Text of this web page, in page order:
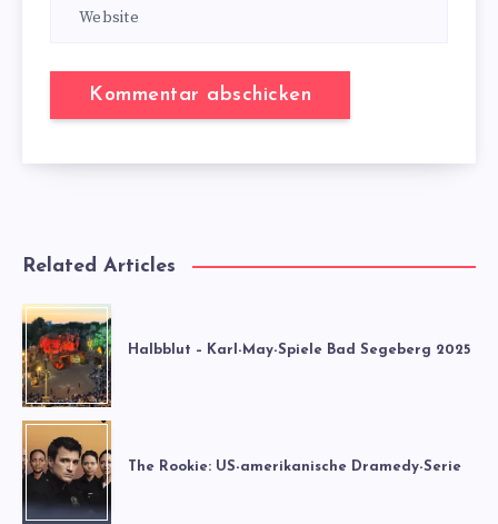
Related Articles
Halbblut – Karl-May-Spiele Bad Segeberg 2025
The Rookie: US-amerikanische Dramedy-Serie